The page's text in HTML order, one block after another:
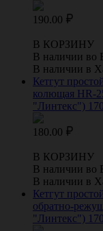
190.00
В КОРЗИНУ
В наличии во
В наличии в
Кетгут
колющая HR-
"Линтекс")
180.00
В КОРЗИНУ
В наличии во
В наличии в
Кетгут
обратно-
"Линтекс")